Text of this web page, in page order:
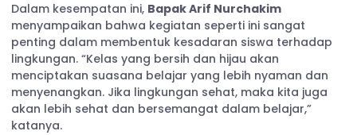
Dalam kesempatan ini, Bapak Arif Nurchakim
menyampaikan bahwa kegiatan seperti ini sangat
penting dalam membentuk kesadaran siswa terhadap
lingkungan. “Kelas yang bersih dan hijau akan
menciptakan suasana belajar yang lebih nyaman dan
menyenangkan. Jika lingkungan sehat, maka kita juga
akan lebih sehat dan bersemangat dalam belajar,”
katanya.